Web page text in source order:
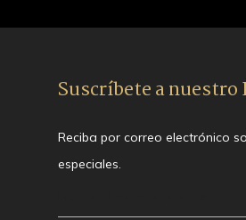
Suscríbete a
Reciba por correo electrónico
especiales.